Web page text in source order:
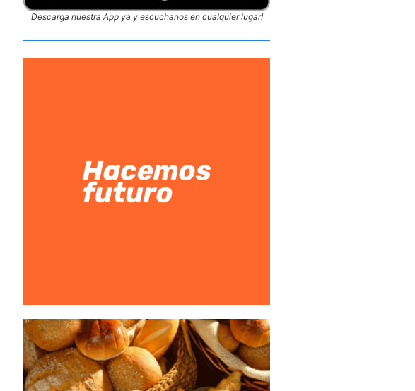
Descarga nuestra App ya y escuchanos en cualquier lugar!